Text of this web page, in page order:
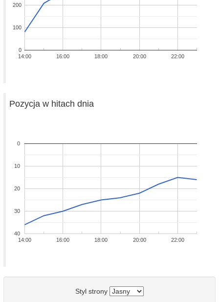
14:00 16:00 18:00 20:00 22:00
0
100
200
Pozycja w hitach dnia
14:00 16:00 18:00 20:00 22:00
0
10
20
30
40
Styl strony